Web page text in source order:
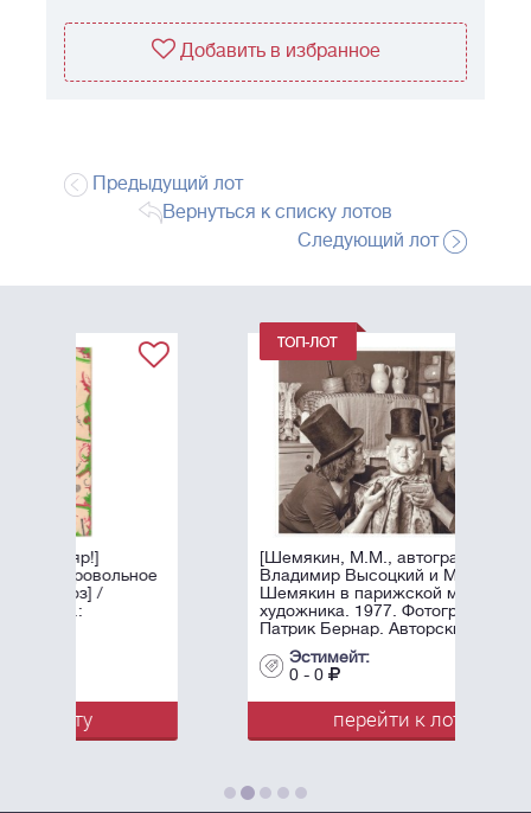
Добавить в избранное
Предыдущий лот
Вернуться к списку лотов
Следующий лот
[Шемякин, М.М., автограф]
Владимир Высоцкий и Михаил
Шемякин в парижской мастерской
художника. 1977. Фотограф -
Патрик Бернар. Авторский ...
перейти к лоту